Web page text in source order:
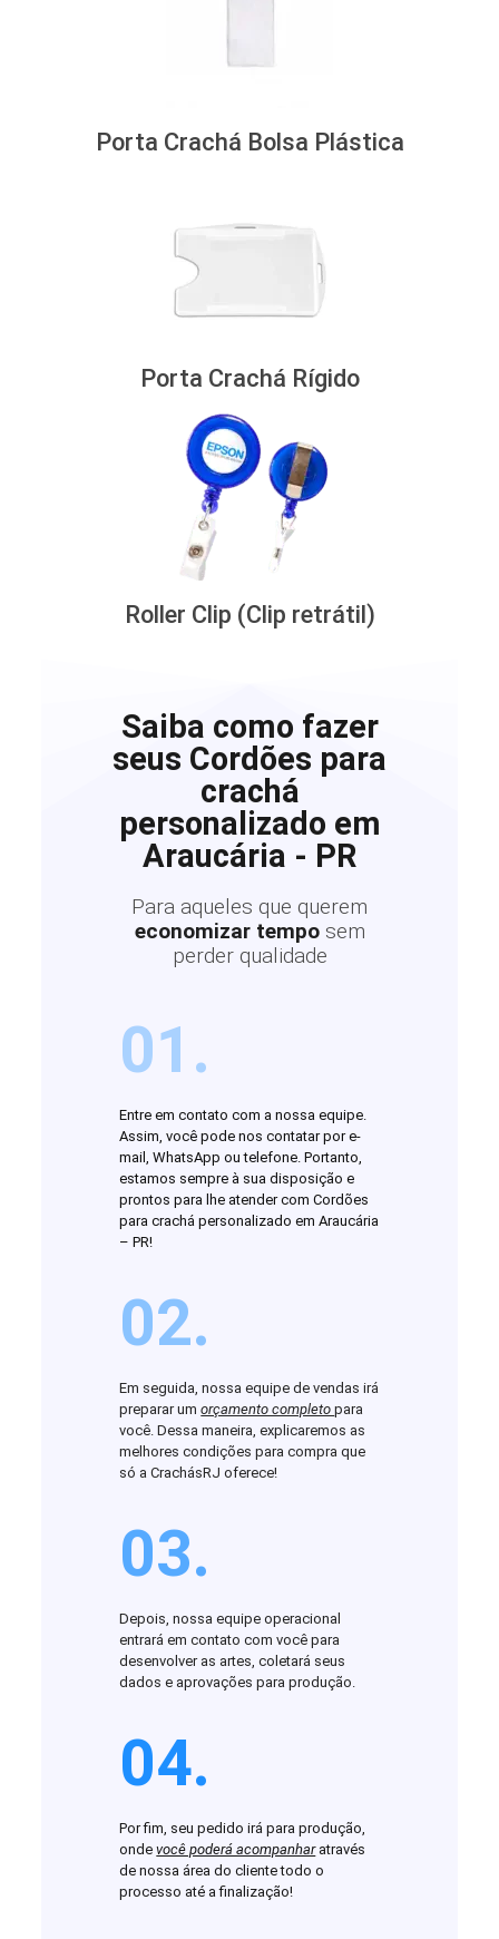
Porta Crachá Bolsa Plástica
Porta Crachá Rígido
Roller Clip (Clip retrátil)
Saiba como fazer
seus Cordões para
crachá
personalizado em
Araucária - PR
Para aqueles que querem
economizar tempo sem
perder qualidade
01.
Entre em contato com a nossa equipe.
Assim, você pode nos contatar por e-
mail, WhatsApp ou telefone. Portanto,
estamos sempre à sua disposição e
prontos para lhe atender com Cordões
para crachá personalizado em Araucária
– PR!
02.
Em seguida, nossa equipe de vendas irá
preparar umorçamento completopara
você. Dessa maneira, explicaremos as
melhores condições para compra que
só a CrachásRJ oferece!
03.
Depois, nossa equipe operacional
entrará em contato com você para
desenvolver as artes, coletará seus
dados e aprovações para produção.
04.
Por fim, seu pedido irá para produção,
ondevocê poderá acompanharatravés
de nossa área do cliente todo o
processo até a finalização!